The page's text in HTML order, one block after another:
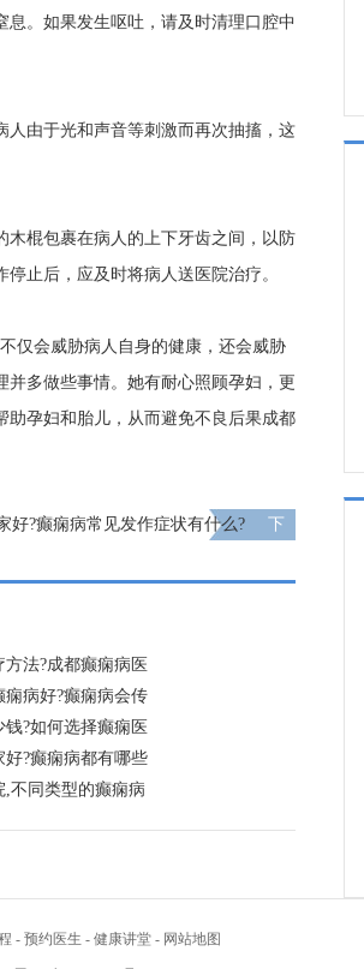
。如果发生呕吐，请及时清理口腔中
人由于光和声音等刺激而再次抽搐，这
木棍包裹在病人的上下牙齿之间，以防
止后，应及时将病人送医院治疗。
仅会威胁病人自身的健康，还会威胁
多做些事情。她有耐心照顾孕妇，更
助孕妇和胎儿，从而避免不良后果成都
好?癫痫病常见发作症状有什么?
下
法?成都癫痫病医
痫病好?癫痫病会传
?如何选择癫痫医
好?癫痫病都有哪些
,不同类型的癫痫病
- 预约医生 - 健康讲堂 - 网站地图